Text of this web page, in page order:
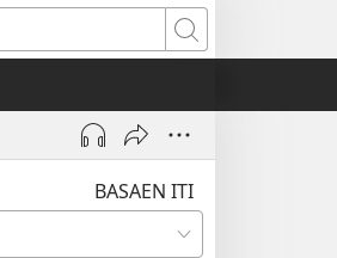
Biroken
BASAEN ITI